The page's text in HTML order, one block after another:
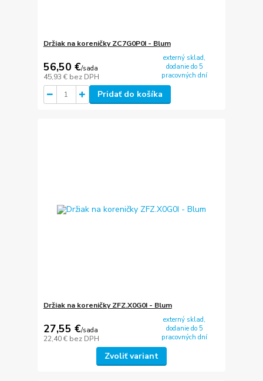
Držiak na koreničky ZC7G0P0I - Blum
56,50 €/sada
45,93 € bez DPH
externý sklad,
dodanie do 5
pracovných dní
Pridať do košíka
Držiak na koreničky ZFZ.X0G0I - Blum
27,55 €/sada
22,40 € bez DPH
externý sklad,
dodanie do 5
pracovných dní
Zvoliť variant